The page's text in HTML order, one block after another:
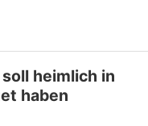
heimlich in
haben